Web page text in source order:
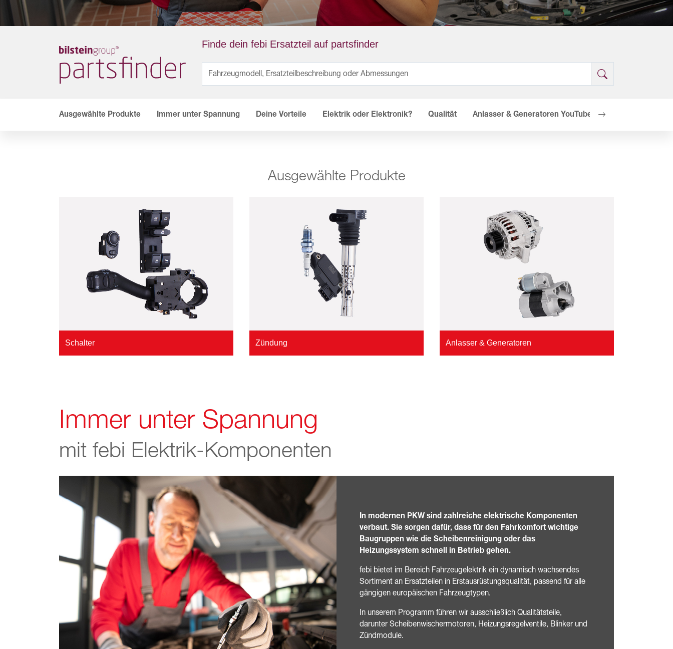
Finde dein febi Ersatzteil auf partsfinder
Ausgewählte Produkte Immer unter Spannung Deine Vorteile Elektrik oder Elektronik? Qualität Anlasser & Generatoren YouTube Video
Ausgewählte Produkte
Schalter Zündung Anlasser & Generatoren
Immer unter Spannung
mit febi Elektrik-Komponenten
In modernen PKW sind zahlreiche elektrische Komponenten
verbaut. Sie sorgen dafür, dass für den Fahrkomfort wichtige
Baugruppen wie die Scheibenreinigung oder das
Heizungssystem schnell in Betrieb gehen.
febi bietet im Bereich Fahrzeugelektrik ein dynamisch wachsendes
Sortiment an Ersatzteilen in Erstausrüstungsqualität, passend für alle
gängigen europäischen Fahrzeugtypen.
In unserem Programm führen wir ausschließlich Qualitätsteile,
darunter Scheibenwischermotoren, Heizungsregelventile, Blinker und
Zündmodule.